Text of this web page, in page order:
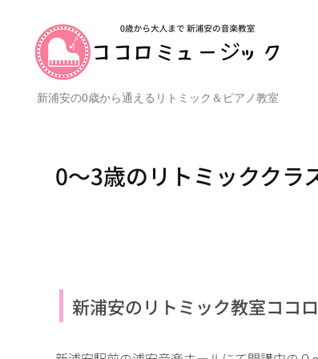
新浦安の0歳から通えるリトミック＆ピアノ教室
0〜3歳のリトミックク
新浦安のリトミック教室ココ